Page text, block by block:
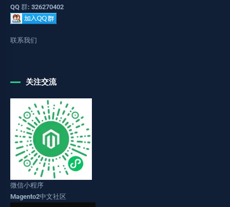
QQ 群: 326270402
联系我们
关注交流
微信小程序
Magento2中文社区